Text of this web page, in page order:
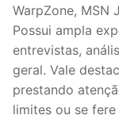
WarpZone, MSN
Possui ampla
entrevistas,
geral. Vale
prestando
limites ou se